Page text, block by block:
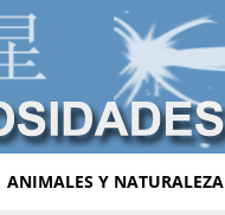
ANIMALES Y NATURALEZA